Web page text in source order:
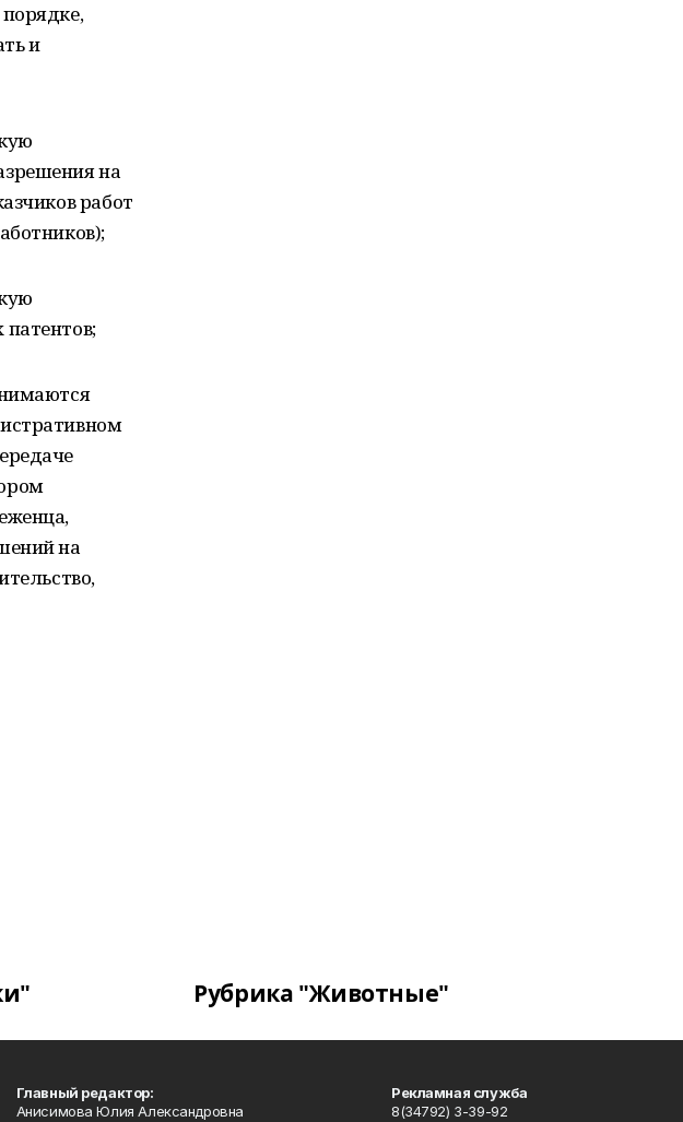
и
на
работ
на
Рубрика "Животные"
Главный редактор:
Анисимова Юлия Александровна
Рекламная служба
8(34792) 3-39-92